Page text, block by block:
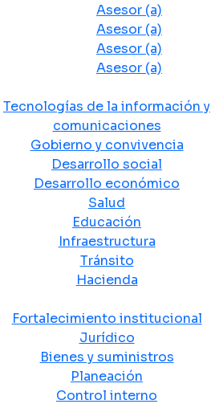
Asesor (a)
Asesor (a)
Asesor (a)
Asesor (a)
Tecnologías de la información y
comunicaciones
Gobierno y convivencia
Desarrollo social
Desarrollo económico
Salud
Educación
Infraestructura
Tránsito
Hacienda
Fortalecimiento institucional
Jurídico
Bienes y suministros
Planeación
Control interno